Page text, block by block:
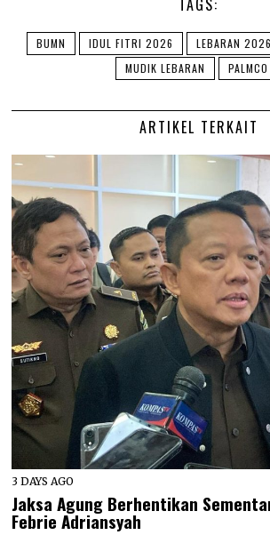
TAGS:
BUMN IDUL FITRI 2026 LEBARAN 2026
MUDIK LEBARAN
PALMCO
ARTIKEL TERKAIT
3 DAYS AGO
Jaksa Agung Berhentikan
Febrie Adriansyah